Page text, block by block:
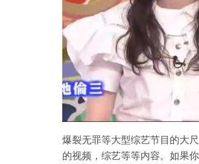
爆裂无罪等大型综艺节目的大
的视频，综艺等等内容。如果